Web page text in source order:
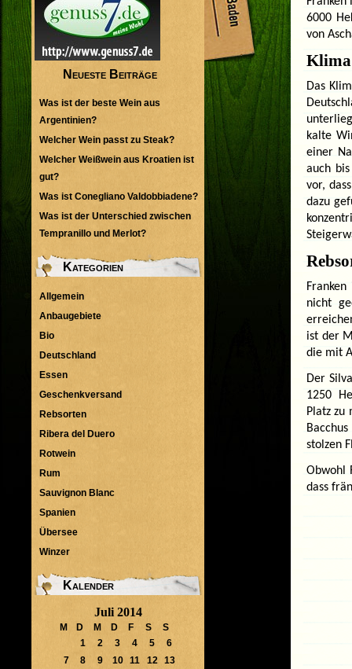
6000
von
Klima
Das
kalte
einer
auch
vor,
dazu
nicht
ist der
die mit
Der
1250
Platz zu
stolzen
Obwohl
dass
Neueste Beiträge
Was ist der beste Wein aus
Argentinien?
Welcher Wein passt zu Steak?
Welcher Weißwein aus Kroatien ist
gut?
Was ist Conegliano Valdobbiadene?
Was ist der Unterschied zwischen
Tempranillo und Merlot?
Kategorien
Allgemein
Anbaugebiete
Bio
Deutschland
Essen
Geschenkversand
Rebsorten
Ribera del Duero
Rotwein
Rum
Sauvignon Blanc
Spanien
Übersee
Winzer
Kalender
Juli 2014
M D M D F S
S
1
2 3 4 5
6
7
8 9 10 11 12
13